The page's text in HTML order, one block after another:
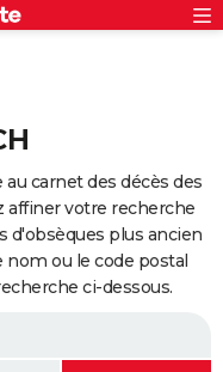
carnet des décès des
affiner votre recherche
d'obsèques plus ancien
ou le code postal
ci-dessous.